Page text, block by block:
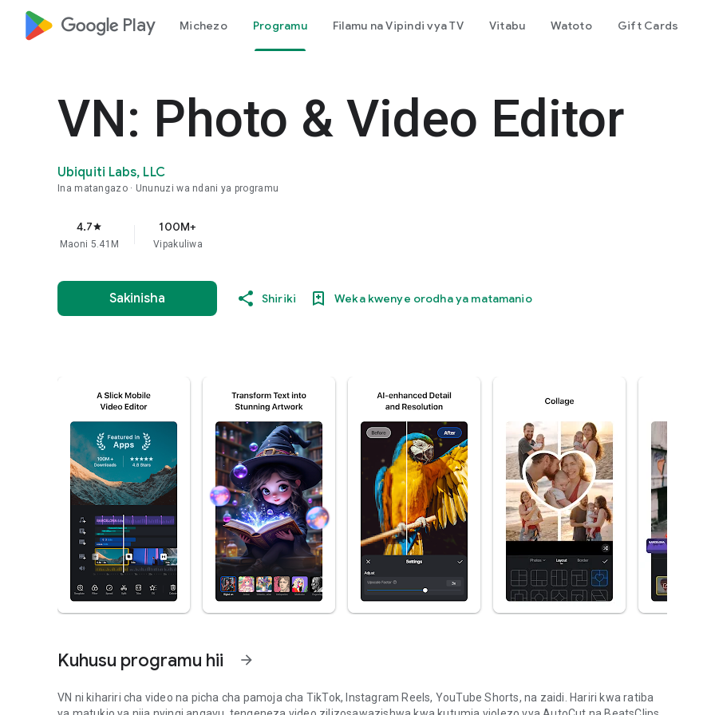
google_logo Play Michezo Programu Filamu na Vipindi vya TV Vitabu Watoto Gift Cards
VN: Photo & Video Editor
Ubiquiti Labs, LLC
Ina matangazo Ununuzi wa ndani ya programu
4.7star
Maoni 5.41M
100M+
Vipakuliwa
Sakinisha Shiriki Weka kwenye orodha ya matamanio
Kuhusu programu hii arrow_forward
VN ni kihariri cha video na picha cha pamoja cha TikTok, Instagram Reels, YouTube Shorts, na zaidi. Hariri kwa ratiba